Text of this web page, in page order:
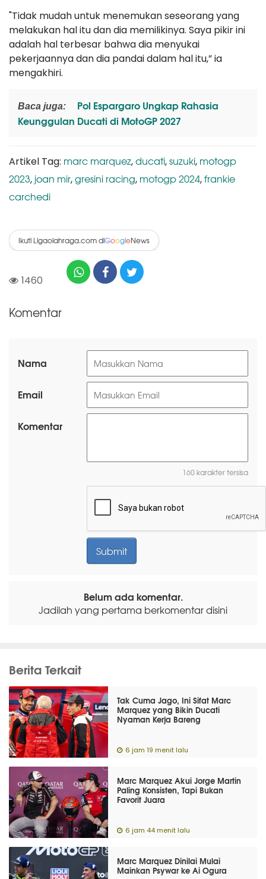
"Tidak mudah untuk menemukan seseorang yang
melakukan hal itu dan dia memilikinya. Saya pikir ini
adalah hal terbesar bahwa dia menyukai
pekerjaannya dan dia pandai dalam hal itu,” ia
mengakhiri.
Baca juga:
Pol Espargaro Ungkap Rahasia
Keunggulan Ducati di MotoGP 2027
Artikel Tag: marc marquez,ducati,suzuki, motogp
2023, joan mir,gresini racing, motogp 2024,frankie
carchedi
Ikuti Ligaolahraga.com diGoogleNews
1460
Komentar
Nama
Email
Komentar
160 karakter tersisa
Belum ada komentar.
Jadilah yang pertama berkomentar disini
Berita Terkait
Tak Cuma Jago, Ini Sifat Marc
Marquez yang Bikin Ducati
Nyaman Kerja Bareng
6 jam 19 menit lalu
Marc Marquez Akui Jorge Martin
Paling Konsisten, Tapi Bukan
Favorit Juara
6 jam 44 menit lalu
Marc Marquez Dinilai Mulai
Mainkan Psywar ke Ai Ogura